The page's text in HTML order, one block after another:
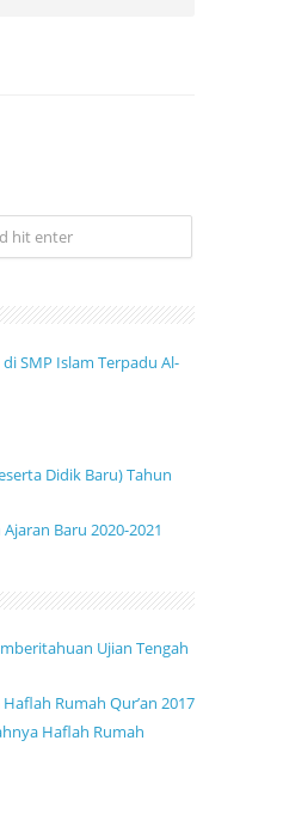
SMP Islam Terpadu Al-
Didik Baru) Tahun
Baru 2020-2021
Ujian Tengah
Rumah Qur’an 2017
Haflah Rumah